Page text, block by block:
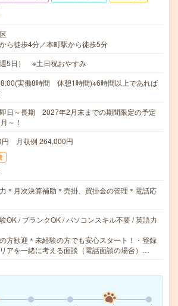
ら徒歩4分／本町駅から徒歩5分
5日） ※土日祝おやすみ
実働8時間 休憩1時間)※6時間以上であれば
即日～長期 2027年2月末までの期間限定の予定
～！
円 月収例 264,000円
＊月次決算補助＊売掛、買掛金の管理＊電話応
OK / ブランクOK / パソコンスキル不要 / 英語力
方歓迎＊未経験の方でも安心スタート！・登録
アを一緒に考える面談（電話面談の場合）…